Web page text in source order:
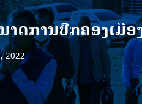
ດການປົກຄອງເມືອ
2022